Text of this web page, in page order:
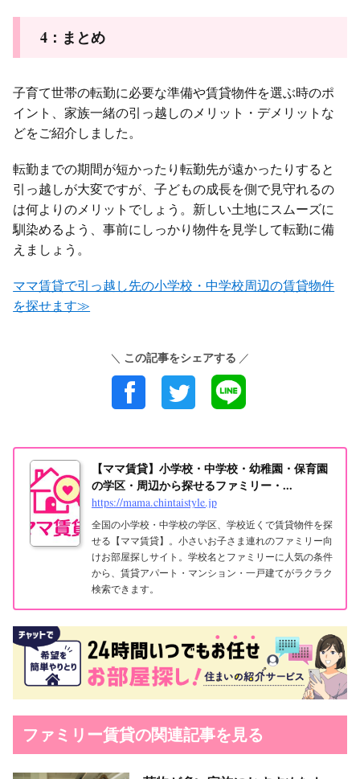
4：まとめ
子育て世帯の転勤に必要な準備や賃貸物件を選ぶ時のポ
イント、家族一緒の引っ越しのメリット・デメリットな
どをご紹介しました。
転勤までの期間が短かったり転勤先が遠かったりすると
引っ越しが大変ですが、子どもの成長を側で見守れるの
は何よりのメリットでしょう。新しい土地にスムーズに
馴染めるよう、事前にしっかり物件を見学して転勤に備
えましょう。
ママ賃貸で引っ越し先の小学校・中学校周辺の賃貸物件
を探せます≫
＼ この記事をシェアする ／
【ママ賃貸】小学校・中学校・幼稚園・保育園
の学区・周辺から探せるファミリー・...
https://mama.chintaistyle.jp
全国の小学校・中学校の学区、学校近くで賃貸物件を探
せる【ママ賃貸】。小さいお子さま連れのファミリー向
けお部屋探しサイト。学校名とファミリーに人気の条件
から、賃貸アパート・マンション・一戸建てがラクラク
検索できます。
ファミリー賃貸の関連記事を見る